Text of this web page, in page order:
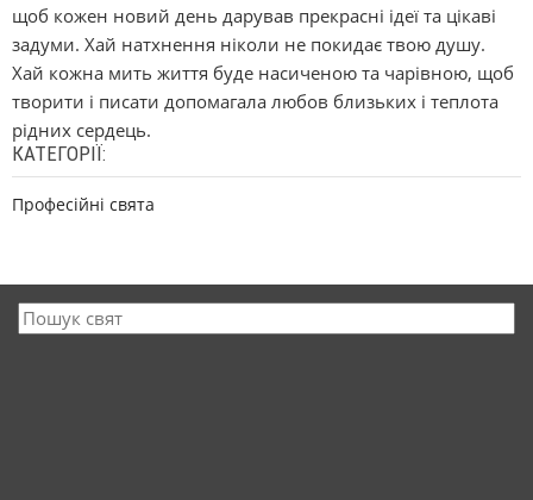
щоб кожен новий день дарував прекрасні ідеї та цікаві
задуми. Хай натхнення ніколи не покидає твою душу.
Хай кожна мить життя буде насиченою та чарівною, щоб
творити і писати допомагала любов близьких і теплота
рідних сердець.
КАТЕГОРІЇ:
Професійні свята